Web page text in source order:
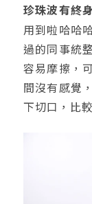
珍珠波有終
用到啦哈哈
過的同事統
容易摩擦，
間沒有感覺
下切口，比